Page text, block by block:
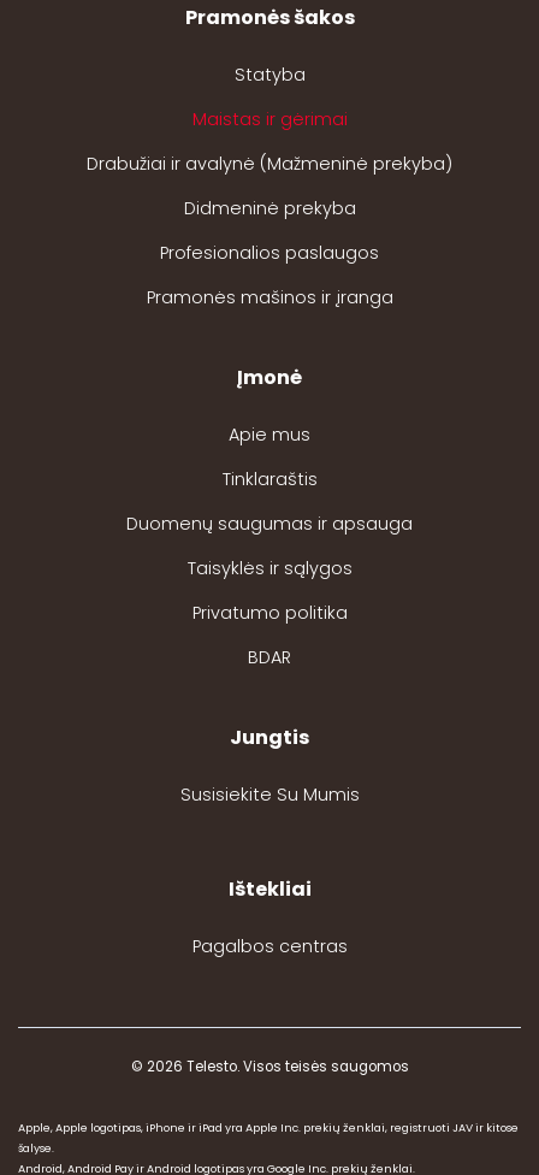
Pramonės šakos
Statyba
Maistas ir gėrimai
Drabužiai ir avalynė (Mažmeninė prekyba)
Didmeninė prekyba
Profesionalios paslaugos
Pramonės mašinos ir įranga
Įmonė
Apie mus
Tinklaraštis
Duomenų saugumas ir apsauga
Taisyklės ir sąlygos
Privatumo politika
BDAR
Jungtis
Susisiekite Su Mumis
Ištekliai
Pagalbos centras
© 2026 Telesto. Visos teisės saugomos
Apple, Apple logotipas, iPhone ir iPad yra Apple Inc. prekių ženklai, registruoti JAV ir kitose
šalyse.
Android, Android Pay ir Android logotipas yra Google Inc. prekių ženklai.